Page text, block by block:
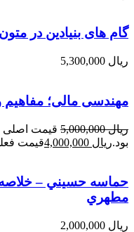
گام های بنیادین در
ریال
مهندسی مالی؛ مفاهیم
ریال5,000,000
بود.ریال قیمت فعلی ریال
حماسه حسيني – خلاصه
مطهري
ریال